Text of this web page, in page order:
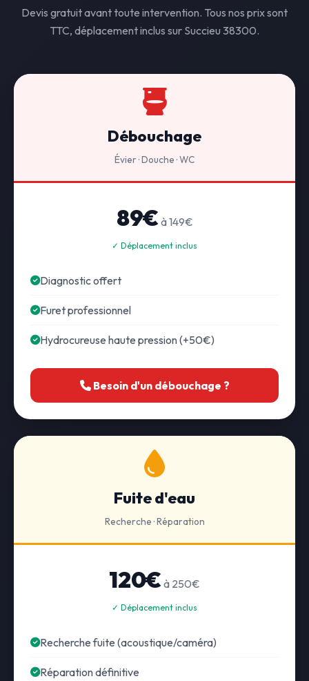
Devis gratuit avant toute intervention. Tous nos prix sont
TTC, déplacement inclus sur Succieu 38300.
Débouchage
Évier · Douche · WC
89€ à 149€
✓ Déplacement inclus
Diagnostic offert
Furet professionnel
Hydrocureuse haute pression (+50€)
Besoin d'un débouchage ?
Fuite d'eau
Recherche · Réparation
120€ à 250€
✓ Déplacement inclus
Recherche fuite (acoustique/caméra)
Réparation définitive